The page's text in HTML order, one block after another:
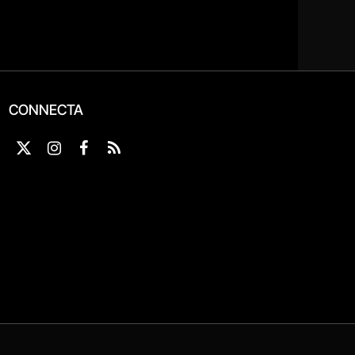
CONNECTA
X
InstagramFacebook
RSS